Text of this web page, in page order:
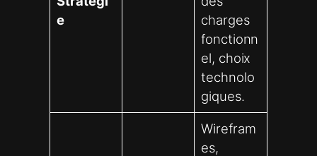
e
charges
fonctionn
el, choix
technolo
giques.
Wirefram
es,